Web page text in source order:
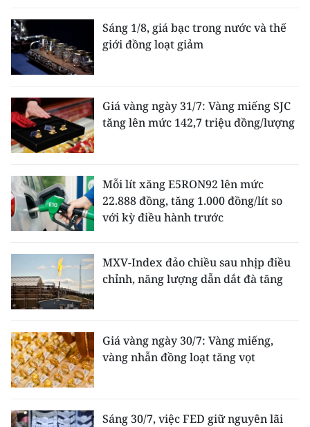
Sáng 1/8, giá bạc trong nước và thế
giới đồng loạt giảm
Giá vàng ngày 31/7: Vàng miếng SJC
tăng lên mức 142,7 triệu đồng/lượng
Mỗi lít xăng E5RON92 lên mức
22.888 đồng, tăng 1.000 đồng/lít so
với kỳ điều hành trước
MXV-Index đảo chiều sau nhịp điều
chỉnh, năng lượng dẫn dắt đà tăng
Giá vàng ngày 30/7: Vàng miếng,
vàng nhẫn đồng loạt tăng vọt
Sáng 30/7, việc FED giữ nguyên lãi